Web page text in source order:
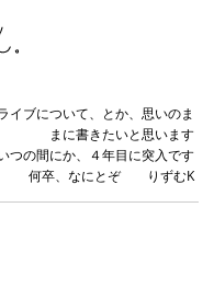
イブについて、とか、思いのま
まに書きたいと思います
つの間にか、４年目に突入です
何卒、なにとぞ りずむK